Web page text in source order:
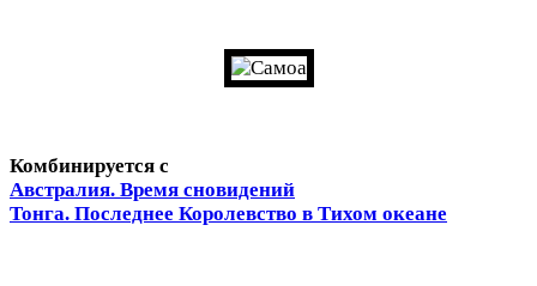
Комбинируется с
Австралия. Время сновидений
Тонга. Последнее Королевство в Тихом океане